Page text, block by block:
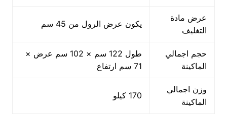
عرض مادة
التغليف
يكون عرض الرول من 45 سم
حجم اجمالي
الماكينة
طول 122 سم × 102 سم عرض ×
71 سم ارتفاع
وزن اجمالي
الماكينة
170 كيلو